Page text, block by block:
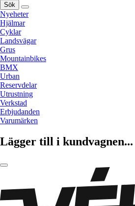
Sök
Nyeheter
Hjälmar
Cyklar
Landsvägar
Grus
Mountainbikes
BMX
Urban
Reservdelar
Utrustning
Verkstad
Erbjudanden
Varumärken
Lägger till i kundvagnen...